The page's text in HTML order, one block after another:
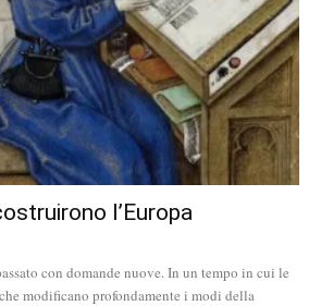
l’Europa
con domande nuove. In un tempo in cui le
modificano profondamente i modi della